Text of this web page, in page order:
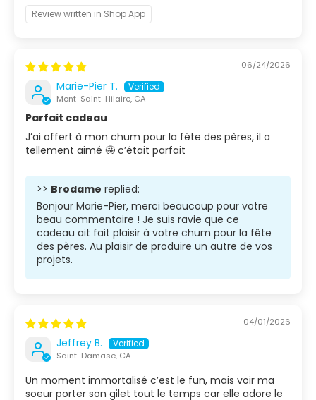
Review written in Shop App
06/24/2026
Marie-Pier T.
Mont-Saint-Hilaire, CA
Parfait cadeau
J’ai offert à mon chum pour la fête des pères, il a
tellement aimé 🤩 c’était parfait
>> Brodame replied:
Bonjour Marie-Pier, merci beaucoup pour votre
beau commentaire ! Je suis ravie que ce
cadeau ait fait plaisir à votre chum pour la fête
des pères. Au plaisir de produire un autre de vos
projets.
04/01/2026
Jeffrey B.
Saint-Damase, CA
Un moment immortalisé c’est le fun, mais voir ma
soeur porter son gilet tout le temps car elle adore le